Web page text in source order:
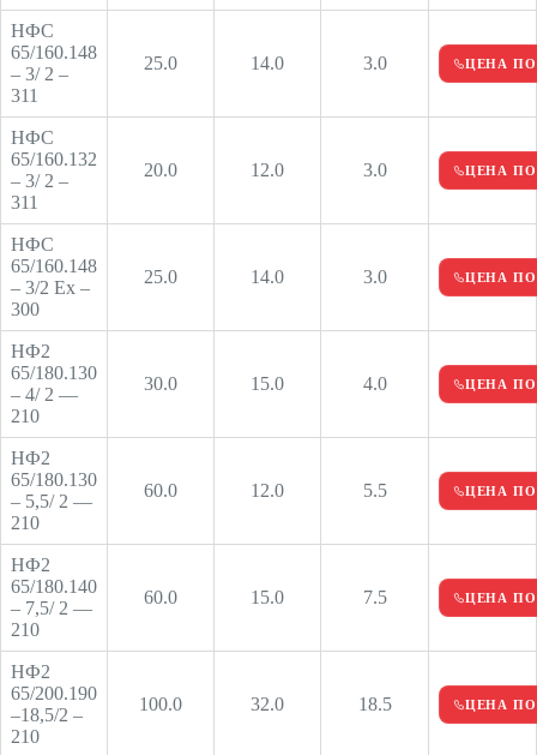
НФС
65/160.148
– 3/ 2 –
311
25.0 14.0 3.0 ЦЕНА
НФС
65/160.132
– 3/ 2 –
311
20.0 12.0 3.0 ЦЕНА
НФС
65/160.148
– 3/2 Ех –
300
25.0 14.0 3.0 ЦЕНА
НФ2
65/180.130
– 4/ 2 —
210
30.0 15.0 4.0 ЦЕНА
НФ2
65/180.130
– 5,5/ 2 —
210
60.0 12.0 5.5 ЦЕНА
НФ2
65/180.140
– 7,5/ 2 —
210
60.0 15.0 7.5 ЦЕНА
НФ2
65/200.190
–18,5/2 –
210
100.0 32.0 18.5 ЦЕНА